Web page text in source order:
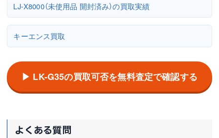
LJ-X8000（未使用品 開封済み）の買取実績
キーエンス買取
▶ LK-G35の買取可否を無料査定で確認する
よくある質問